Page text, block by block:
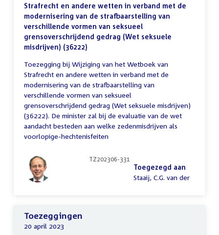
Strafrecht en andere wetten in verband met de
modernisering van de strafbaarstelling van
verschillende vormen van seksueel
grensoverschrijdend gedrag (Wet seksuele
misdrijven) (36222)
Toezegging bij Wijziging van het Wetboek van
Strafrecht en andere wetten in verband met de
modernisering van de strafbaarstelling van
verschillende vormen van seksueel
grensoverschrijdend gedrag (Wet seksuele misdrijven)
(36222). De minister zal bij de evaluatie van de wet
aandacht besteden aan welke zedenmisdrijven als
voorlopige-hechtenisfeiten
TZ202306-331
Toegezegd aan
Staaij, C.G. van der
Toezeggingen
20 april 2023